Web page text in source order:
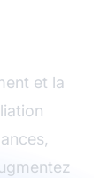
et la